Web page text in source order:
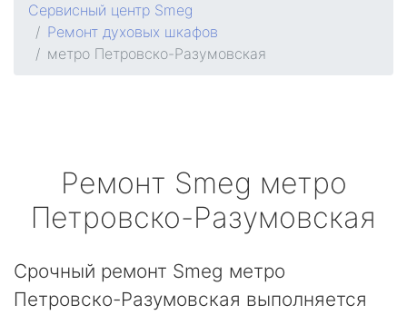
Сервисный центр Smeg
Ремонт духовых шкафов
метро Петровско-Разумовская
Ремонт Smeg метро
Петровско-Разумовская
Срочный ремонт Smeg метро
Петровско-Разумовская выполняется